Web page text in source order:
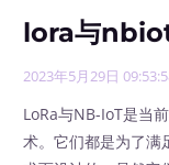
lora与
2023年5月29日
LoRa与NB-IoT是当
术。它们都是为了满